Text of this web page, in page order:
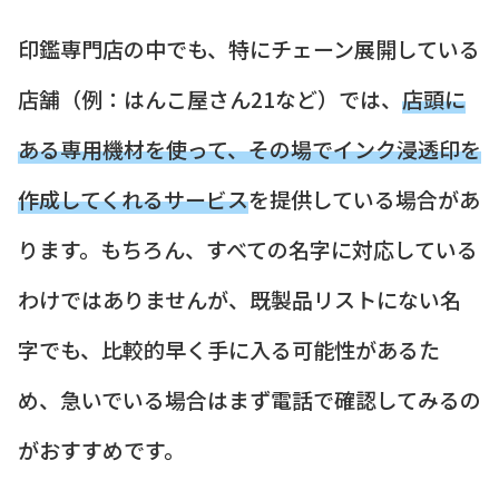
印鑑専門店の中でも、特にチェーン展開している
店舗（例：はんこ屋さん21など）では、 店頭に
ある専用機材を使って、その場でインク浸透印を
作成してくれるサービスを提供している場合があ
ります。もちろん、すべての名字に対応している
わけではありませんが、既製品リストにない名
字でも、比較的早く手に入る可能性があるた
め、急いでいる場合はまず電話で確認してみるの
がおすすめです。